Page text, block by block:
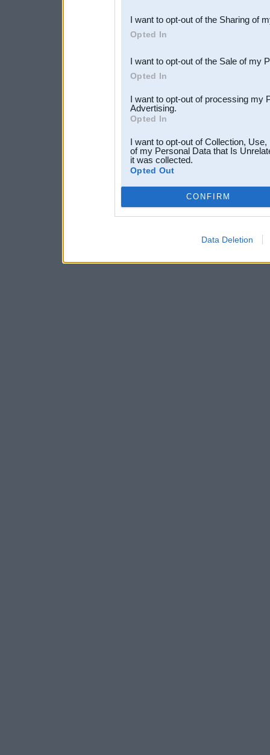
Downstream Participants
third parties.
I want to opt-out of the Sharing of
Opted In
I want to opt-out of the Sale of my
Opted In
I want to opt-out of processing my
Advertising.
Opted In
I want to opt-out of Collection,
of my Personal Data that Is
it was collected.
Opted Out
CONFIRM
Data Deletion